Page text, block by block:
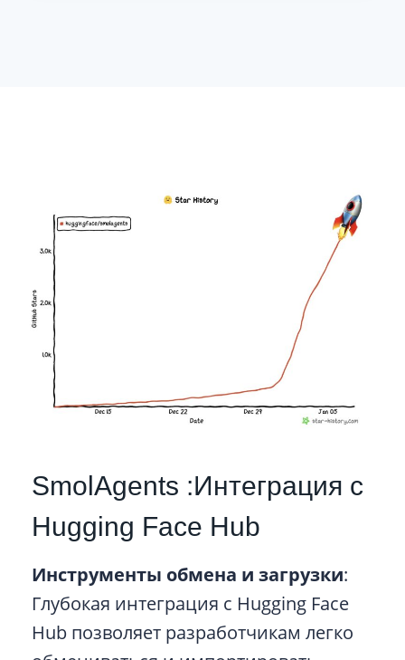
SmolAgents :Интеграция с
Hugging Face Hub
Инструменты обмена и загрузки:
Глубокая интеграция с Hugging Face
Hub позволяет разработчикам легко